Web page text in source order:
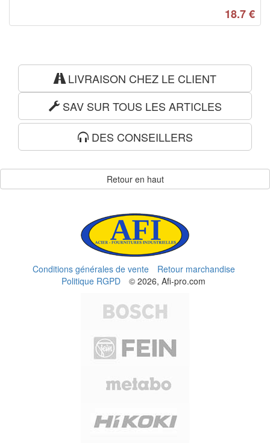
18.7€
LIVRAISON CHEZ LE CLIENT
SAV SUR TOUS LES ARTICLES
DES CONSEILLERS
Retour en haut
Conditions générales de vente
Retour marchandise
Politique RGPD
© 2026, Afi-pro.com